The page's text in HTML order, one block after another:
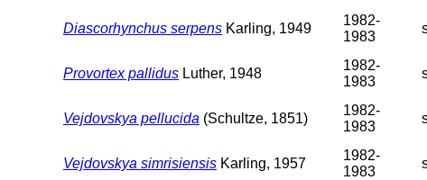
Diascorhynchus serpens Karling, 1949
1982-
1983
Provortex pallidus Luther, 1948
1982-
1983
Vejdovskya pellucida (Schultze, 1851)
1982-
1983
Vejdovskya simrisiensis Karling, 1957
1982-
1983